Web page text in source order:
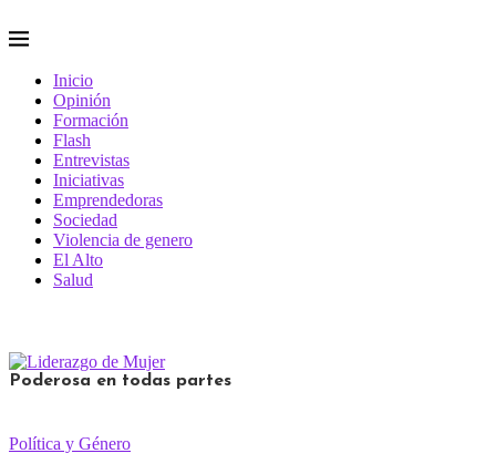
Inicio
Opinión
Formación
Flash
Entrevistas
Iniciativas
Emprendedoras
Sociedad
Violencia de genero
El Alto
Salud
Poderosa en todas partes
Política y Género